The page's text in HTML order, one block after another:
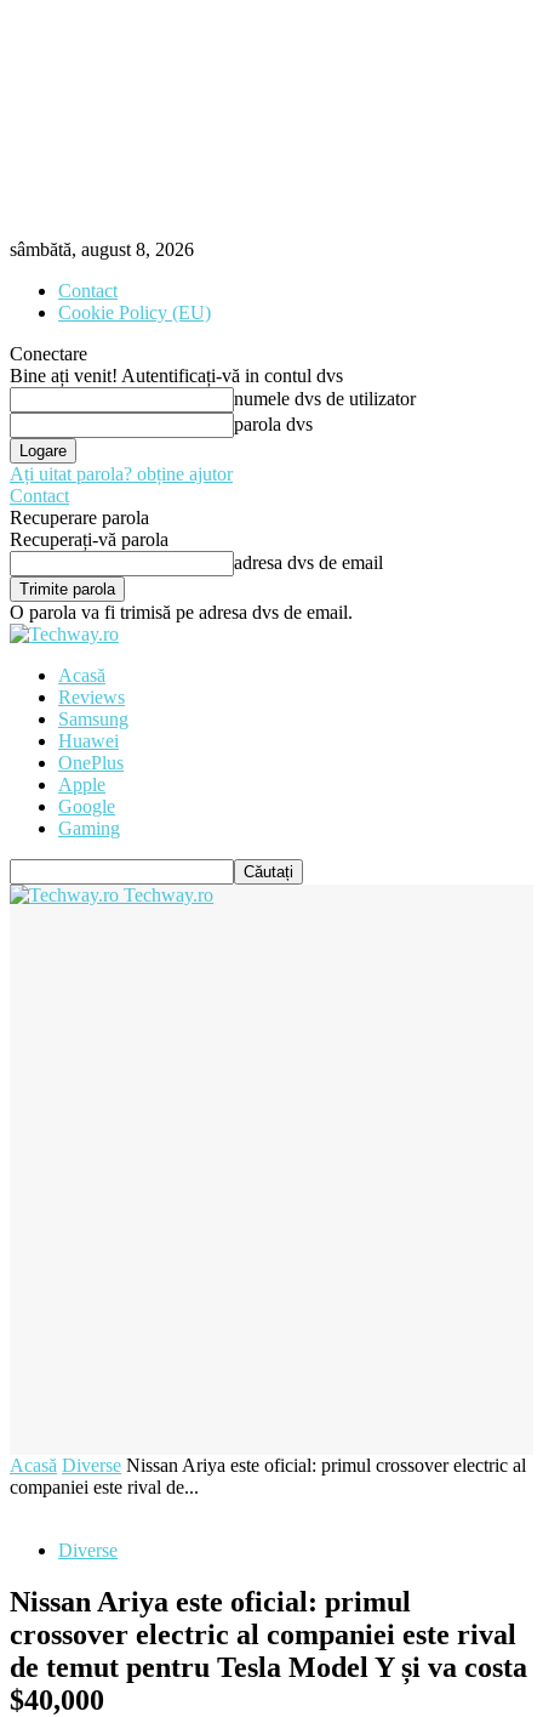
sâmbătă, august 8, 2026
Contact
Cookie Policy (EU)
Conectare
Bine ați venit! Autentificați-vă in contul dvs
numele dvs de utilizator
parola dvs
Ați uitat parola? obține ajutor
Contact
Recuperare parola
Recuperați-vă parola
adresa dvs de email
O parola va fi trimisă pe adresa dvs de email.
Acasă
Reviews
Samsung
Huawei
OnePlus
Apple
Google
Gaming
Techway.ro
Acasă Diverse Nissan Ariya este oficial: primul crossover electric al
companiei este rival de...
Diverse
Nissan Ariya este oficial: primul
crossover electric al companiei este rival
de temut pentru Tesla Model Y și va costa
$40,000